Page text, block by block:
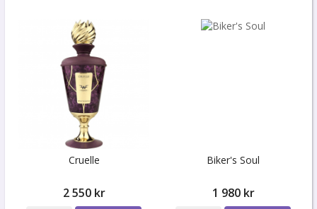
Cruelle
2 550 kr
Biker's Soul
1 980 kr